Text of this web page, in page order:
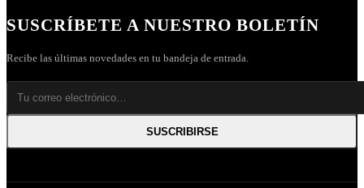
SUSCRÍBETE A NUESTRO BOLETÍN
Recibe las últimas novedades en tu bandeja de entrada.
SUSCRIBIRSE